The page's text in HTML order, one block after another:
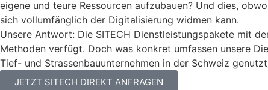
eigene und teure Ressourcen aufzubauen? Und dies,
sich vollumfänglich der Digitalisierung widmen kann.
Unsere Antwort: Die SITECH Dienstleistungspakete mit
Methoden verfügt. Doch was konkret umfassen unsere
Tief- und Strassenbauunternehmen in der Schweiz
JETZT SITECH DIREKT ANFRAGEN